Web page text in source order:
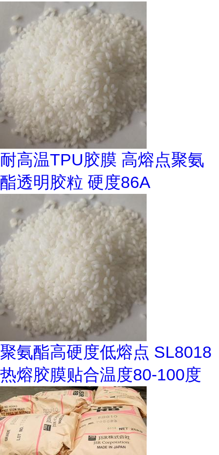
耐高温TPU胶膜 高熔点聚氨
酯透明胶粒 硬度86A
聚氨酯高硬度低熔点 SL8018
热熔胶膜贴合温度80-100度